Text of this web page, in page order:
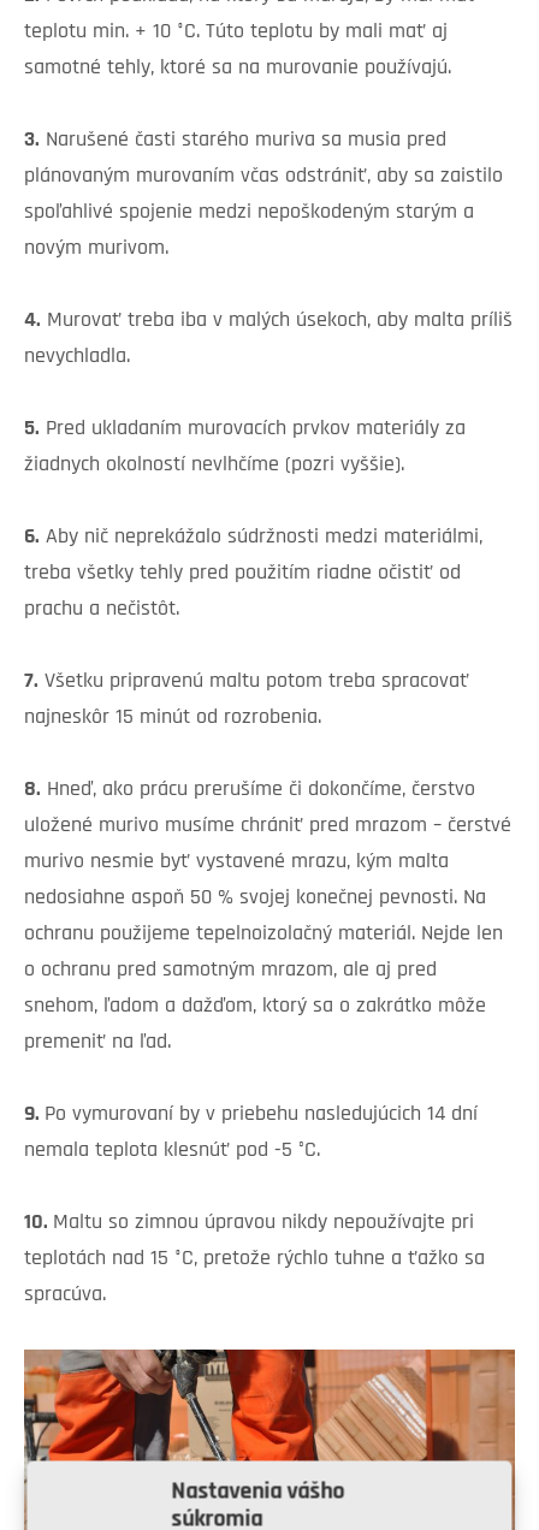
Nastavenia vášho
súkromia
teplotu min. + 10 °C. Túto teplotu by mali mať aj
samotné tehly, ktoré sa na murovanie používajú.
3. Narušené časti starého muriva sa musia pred
plánovaným murovaním včas odstrániť, aby sa zaistilo
spoľahlivé spojenie medzi nepoškodeným starým a
novým murivom.
4. Murovať treba iba v malých úsekoch, aby malta príliš
nevychladla.
5. Pred ukladaním murovacích prvkov materiály za
žiadnych okolností nevlhčíme (pozri vyššie).
6. Aby nič neprekážalo súdržnosti medzi materiálmi,
treba všetky tehly pred použitím riadne očistiť od
prachu a nečistôt.
7. Všetku pripravenú maltu potom treba spracovať
najneskôr 15 minút od rozrobenia.
8. Hneď, ako prácu prerušíme či dokončíme, čerstvo
uložené murivo musíme chrániť pred mrazom – čerstvé
murivo nesmie byť vystavené mrazu, kým malta
nedosiahne aspoň 50 % svojej konečnej pevnosti. Na
ochranu použijeme tepelnoizolačný materiál. Nejde len
o ochranu pred samotným mrazom, ale aj pred
snehom, ľadom a dažďom, ktorý sa o zakrátko môže
premeniť na ľad.
9. Po vymurovaní by v priebehu nasledujúcich 14 dní
nemala teplota klesnúť pod -5 ˚C.
10. Maltu so zimnou úpravou nikdy nepoužívajte pri
teplotách nad 15 °C, pretože rýchlo tuhne a ťažko sa
spracúva.